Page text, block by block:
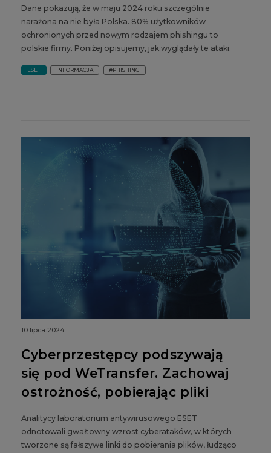
Dane pokazują, że w maju 2024 roku szczególnie
narażona na nie była Polska. 80% użytkowników
ochronionych przed nowym rodzajem phishingu to
polskie firmy. Poniżej opisujemy, jak wyglądały te ataki.
ESET INFORMACJA #PHISHING
10 lipca 2024
Cyberprzestępcy podszywają
się pod WeTransfer. Zachowaj
ostrożność, pobierając pliki
Analitycy laboratorium antywirusowego ESET
odnotowali gwałtowny wzrost cyberataków, w których
tworzone są fałszywe linki do pobierania plików, łudząco